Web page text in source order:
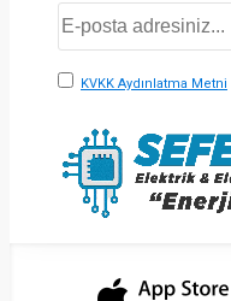
KVKK Aydınlatma Metni